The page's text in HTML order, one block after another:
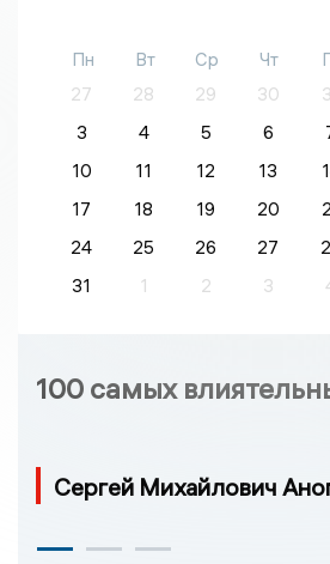
Пн Вт Ср Чт
27
28 29 30
3
4 5 6
10
11 12 13
17
18 19 20
24
25 26 27
31
1 2 3
100 самых
Сергей Михайлович